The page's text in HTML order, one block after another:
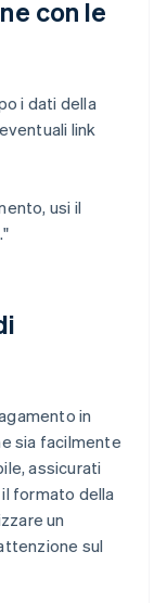
con le
i dati della
link
usi il
in
sia facilmente
assicurati
il formato della
un
sul